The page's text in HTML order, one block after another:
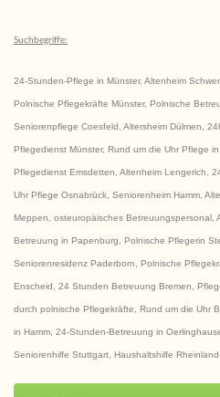
Suchbegriffe:
24-Stunden-Pflege in Münster, Altenheim
Polnische Pflegekräfte Münster, Polnische
Seniorenpflege Coesfeld, Altersheim Dülmen,
Pflegedienst Münster, Rund um die Uhr Pflege
Pflegedienst Emsdetten, Altenheim Lengerich,
Uhr Pflege Osnabrück, Seniorenheim Hamm,
Meppen, osteuropäisches Betreuungspersonal,
Betreuung in Papenburg, Polnische Pflegerin
Seniorenresidenz Paderborn, Polnische
Enscheid, 24 Stunden Betreuung Bremen,
durch polnische Pflegekräfte, Rund um die Uhr
in Hamm, 24-Stunden-Betreuung in
Seniorenhilfe Stuttgart, Haushaltshilfe